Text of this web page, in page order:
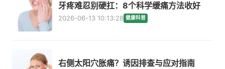
牙疼难忍别硬扛：8个科学缓痛方法收好
2026-06-13 10:13:28 健康科普
右侧太阳穴胀痛？诱因排查与应对指南